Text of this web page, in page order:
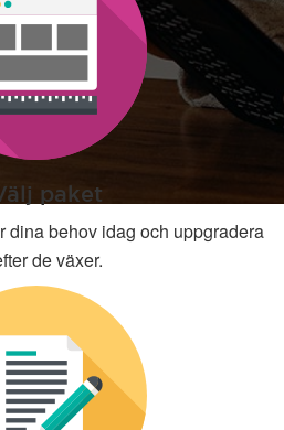
paket
dina behov idag och uppgradera
de växer.